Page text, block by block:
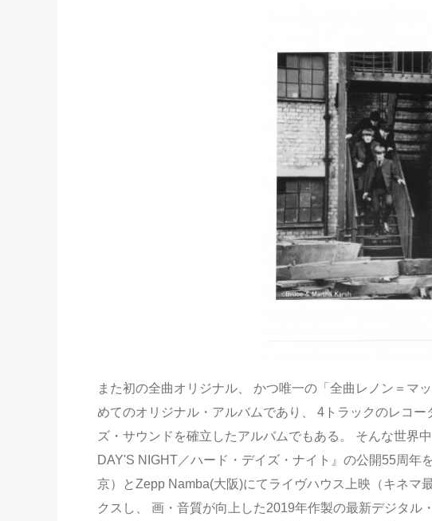
また初の全曲オリジナル、 かつ唯一の「全曲レノン＝マ
めてのオリジナル・アルバムであり、 4トラックのレコ
ズ・サウンドを確立したアルバムでもある。 そんな世界
DAY'S NIGHT／ハード・デイズ・ナイト』の公開55周年
京）とZepp Namba(大阪)にてライヴハウス上映（キネマ
クスし、 画・音質が向上した2019年作製の最新デジタル